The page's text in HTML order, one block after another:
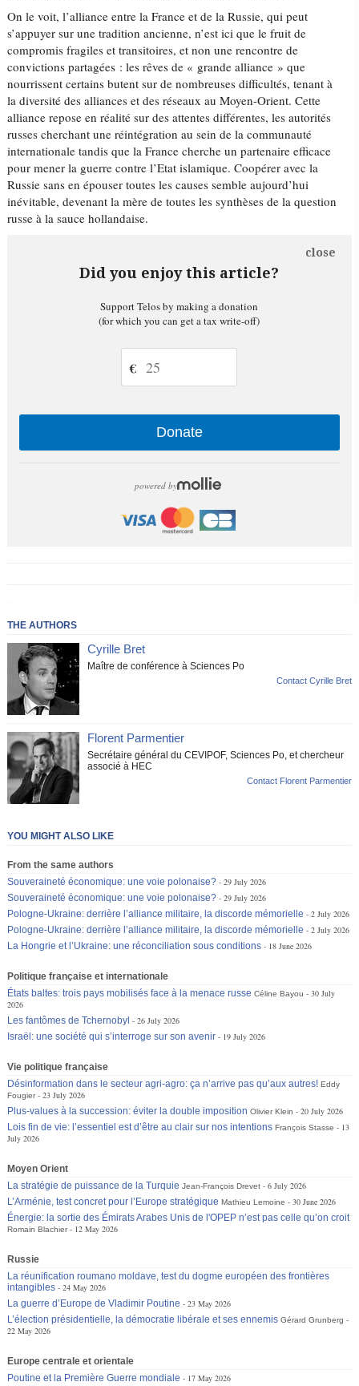
On le voit, l’alliance entre la France et de la Russie, qui peut
s’appuyer sur une tradition ancienne, n’est ici que le fruit de
compromis fragiles et transitoires, et non une rencontre de
convictions partagées : les rêves de « grande alliance » que
nourrissent certains butent sur de nombreuses difficultés, tenant à
la diversité des alliances et des réseaux au Moyen-Orient. Cette
alliance repose en réalité sur des attentes différentes, les autorités
russes cherchant une réintégration au sein de la communauté
internationale tandis que la France cherche un partenaire efficace
pour mener la guerre contre l’Etat islamique. Coopérer avec la
Russie sans en épouser toutes les causes semble aujourd’hui
inévitable, devenant la mère de toutes les synthèses de la question
russe à la sauce hollandaise.
Did you enjoy this article?
close
Support Telos by making a donation
(for which you can get a tax write-off)
€
Donate
powered by
THE AUTHORS
Cyrille Bret
Maître de conférence à Sciences Po
Contact Cyrille Bret
Florent Parmentier
Secrétaire général du CEVIPOF, Sciences Po, et chercheur
associé à HEC
Contact Florent Parmentier
YOU MIGHT ALSO LIKE
From the same authors
Souveraineté économique: une voie polonaise?
29 July 2026
Souveraineté économique: une voie polonaise?
29 July 2026
Pologne-Ukraine: derrière l’alliance militaire, la discorde mémorielle
2 July 2026
Pologne-Ukraine: derrière l’alliance militaire, la discorde mémorielle
2 July 2026
La Hongrie et l’Ukraine: une réconciliation sous conditions
18 June 2026
Politique française et internationale
États baltes: trois pays mobilisés face à la menace russe Céline Bayou
30 July
2026
Les fantômes de Tchernobyl
26 July 2026
Israël: une société qui s’interroge sur son avenir
19 July 2026
Vie politique française
Désinformation dans le secteur agri-agro: ça n’arrive pas qu’aux autres! Eddy
Fougier
23 July 2026
Plus-values à la succession: éviter la double imposition Olivier Klein
20 July 2026
Lois fin de vie: l’essentiel est d’être au clair sur nos intentions François Stasse
13
July 2026
Moyen Orient
La stratégie de puissance de la Turquie Jean-François Drevet
6 July 2026
L’Arménie, test concret pour l’Europe stratégique Mathieu Lemoine
30 June 2026
Énergie: la sortie des Émirats Arabes Unis de l'OPEP n’est pas celle qu’on croit
Romain Blachier 12 May 2026
Russie
La réunification roumano moldave, test du dogme européen des frontières
intangibles
24 May 2026
La guerre d’Europe de Vladimir Poutine
23 May 2026
L’élection présidentielle, la démocratie libérale et ses ennemis Gérard Grunberg
22 May 2026
Europe centrale et orientale
Poutine et la Première Guerre mondiale
17 May 2026